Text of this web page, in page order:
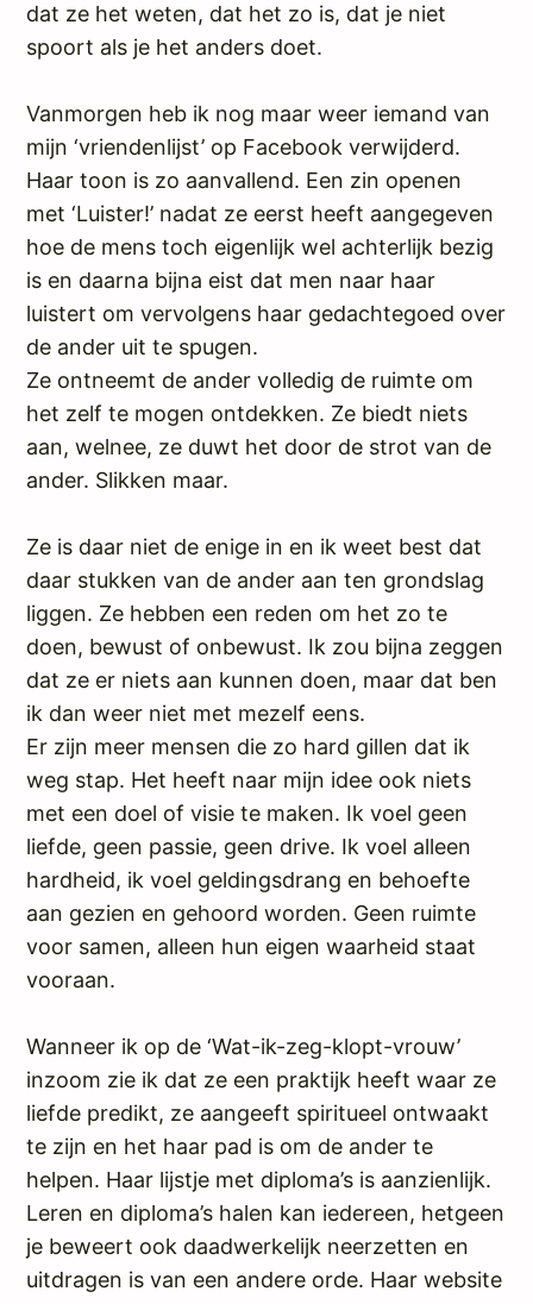
dat ze het weten, dat het zo is, dat je niet
spoort als je het anders doet.
Vanmorgen heb ik nog maar weer iemand van
mijn ‘vriendenlijst’ op Facebook verwijderd.
Haar toon is zo aanvallend. Een zin openen
met ‘Luister!’ nadat ze eerst heeft aangegeven
hoe de mens toch eigenlijk wel achterlijk bezig
is en daarna bijna eist dat men naar haar
luistert om vervolgens haar gedachtegoed over
de ander uit te spugen.
Ze ontneemt de ander volledig de ruimte om
het zelf te mogen ontdekken. Ze biedt niets
aan, welnee, ze duwt het door de strot van de
ander. Slikken maar.
Ze is daar niet de enige in en ik weet best dat
daar stukken van de ander aan ten grondslag
liggen. Ze hebben een reden om het zo te
doen, bewust of onbewust. Ik zou bijna zeggen
dat ze er niets aan kunnen doen, maar dat ben
ik dan weer niet met mezelf eens.
Er zijn meer mensen die zo hard gillen dat ik
weg stap. Het heeft naar mijn idee ook niets
met een doel of visie te maken. Ik voel geen
liefde, geen passie, geen drive. Ik voel alleen
hardheid, ik voel geldingsdrang en behoefte
aan gezien en gehoord worden. Geen ruimte
voor samen, alleen hun eigen waarheid staat
vooraan.
Wanneer ik op de ‘Wat-ik-zeg-klopt-vrouw’
inzoom zie ik dat ze een praktijk heeft waar ze
liefde predikt, ze aangeeft spiritueel ontwaakt
te zijn en het haar pad is om de ander te
helpen. Haar lijstje met diploma’s is aanzienlijk.
Leren en diploma’s halen kan iedereen, hetgeen
je beweert ook daadwerkelijk neerzetten en
uitdragen is van een andere orde. Haar website